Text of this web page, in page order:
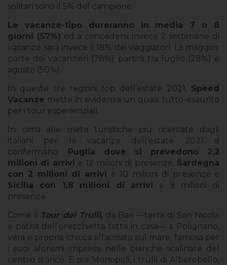
solitari sono il 5% del campione.
Le vacanze-tipo dureranno in media 7 o 8
giorni (57%) ed a concedersi invece 2 settimane di
vacanze sarà invece il 18% dei viaggiatori. La maggior
parte dei vacanzieri (78%) partirà tra luglio (28%) e
agosto (50%).
In queste tre regioni top dell’estate 2021, Speed
Vacanze mette in evidenza un quasi tutto-esaurito
per i tour esperienziali.
In cima alle mete turistiche più ricercate dagli
italiani per le vacanze dell’estate 2021 si
confermano: Puglia dove si prevedono 2,2
milioni di arrivi e 12 milioni di presenze, Sardegna
con 2 milioni di arrivi e 10 milioni di presenze e
Sicilia con 1,8 milioni di arrivi e 9 milioni di
presenze.
Come il
Tour dei Trulli,da Bari —terra di San Nicola
e patria dell’orecchietta fatta in casa— a Polignano,
vera e propria chicca affacciata sul mare, famosa per
i suoi aforismi impressi nelle bianche scalinate del
centro storico. E poi Monopoli, i trulli di Alberobello,